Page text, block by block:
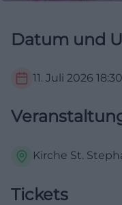
Datum und
11. Juli 2026 18:30
Kirche St.
Tickets